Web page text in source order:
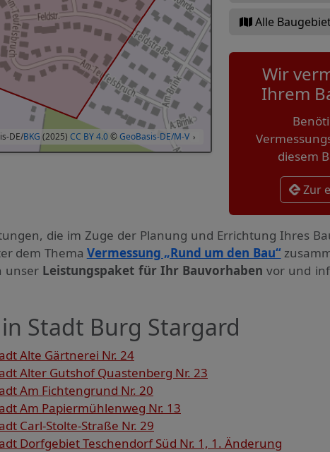
›
DE/BKG (2025) CC BY 4.0 ©GeoBasis-DE/M-V
Alle
Wir
Ihrem
diesem
Zur
die im Zuge der Planung und Errichtung Ihres
dem Thema Vermessung „Rund um den Bau“
unser Leistungspaket für Ihr Bauvorhaben vor und
Stadt Burg Stargard
Alte Gärtnerei Nr. 24
Alter Gutshof Quastenberg Nr. 23
Am Fichtengrund Nr. 20
Am Papiermühlenweg Nr. 13
Carl-Stolte-Straße Nr. 29
Dorfgebiet Teschendorf Süd Nr. 1, 1. Änderung